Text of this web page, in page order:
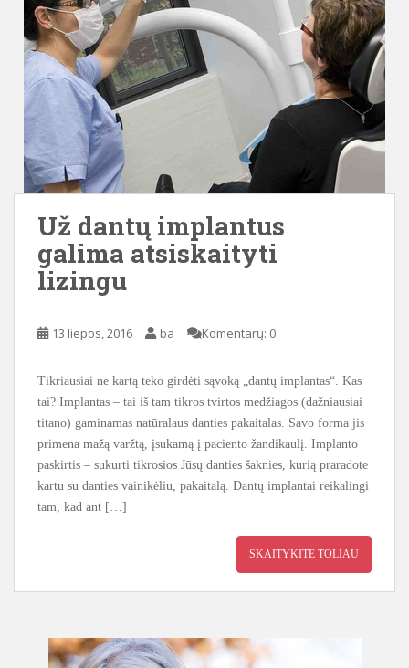
Už dantų implantus
galima atsiskaityti
lizingu
13 liepos, 2016 ba Komentarų: 0
Tikriausiai ne kartą teko girdėti sąvoką „dantų implantas“. Kas
tai? Implantas – tai iš tam tikros tvirtos medžiagos (dažniausiai
titano) gaminamas natūralaus danties pakaitalas. Savo forma jis
primena mažą varžtą, įsukamą į paciento žandikaulį. Implanto
paskirtis – sukurti tikrosios Jūsų danties šaknies, kurią praradote
kartu su danties vainikėliu, pakaitalą. Dantų implantai reikalingi
tam, kad ant […]
SKAITYKITE TOLIAU